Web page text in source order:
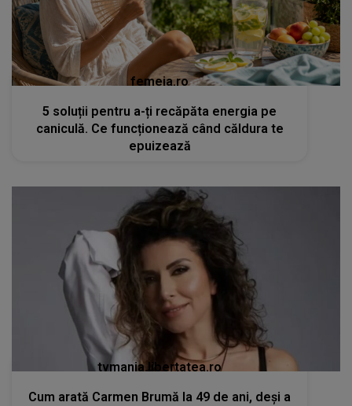
femeia.ro
5 soluții pentru a-ți recăpăta energia pe
caniculă. Ce funcționează când căldura te
epuizează
tvmania.libertatea.ro
Cum arată Carmen Brumă la 49 de ani, deși a